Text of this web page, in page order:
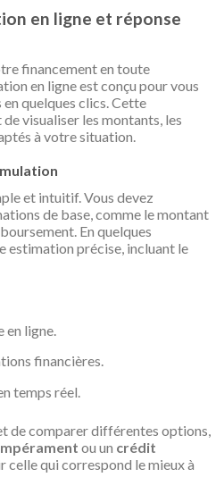
en ligne et réponse
financement en toute
en ligne est conçu pour vous
quelques clics. Cette
visualiser les montants, les
à votre situation.
et intuitif. Vous devez
de base, comme le montant
En quelques
estimation précise, incluant le
ligne.
financières.
temps réel.
de comparer différentes options,
ou un crédit
celle qui correspond le mieux à